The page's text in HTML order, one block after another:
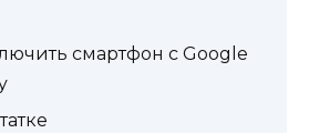
смартфон с Google